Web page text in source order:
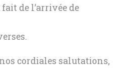
de l’arrivée de
cordiales salutations,